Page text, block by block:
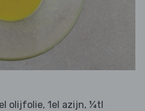
olijfolie, 1el azijn, ¼tl